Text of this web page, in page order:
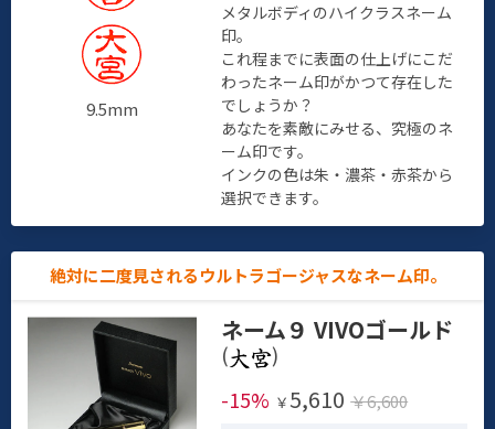
9.5mm
メタルボディのハイクラスネーム
印。
これ程までに表面の仕上げにこだ
わったネーム印がかつて存在した
でしょうか？
あなたを素敵にみせる、究極のネ
ーム印です。
インクの色は朱・濃茶・赤茶から
選択できます。
絶対に二度見されるウルトラゴージャスなネーム印。
ネーム９ VIVOゴールド
(
)
-15% ￥ 5,610 ￥6,600